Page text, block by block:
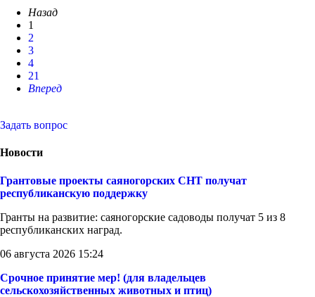
Назад
1
2
3
4
21
Вперед
Задать вопрос
Новости
Грантовые проекты саяногорских СНТ получат
республиканскую поддержку
Гранты на развитие: саяногорские садоводы получат 5 из 8
республиканских наград.
06 августа 2026 15:24
Срочное принятие мер! (для владельцев
сельскохозяйственных животных и птиц)